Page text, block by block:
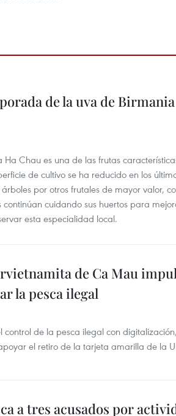
de la uva de
Ha Chau es una de las frutas
de cultivo se ha reducido en los
árboles por otros frutales de mayor valor,
continúan cuidando sus huertos para
esta especialidad local.
de Ca Mau
la pesca ilegal
de la pesca ilegal con
el retiro de la tarjeta amarilla de la
a tres acusados por